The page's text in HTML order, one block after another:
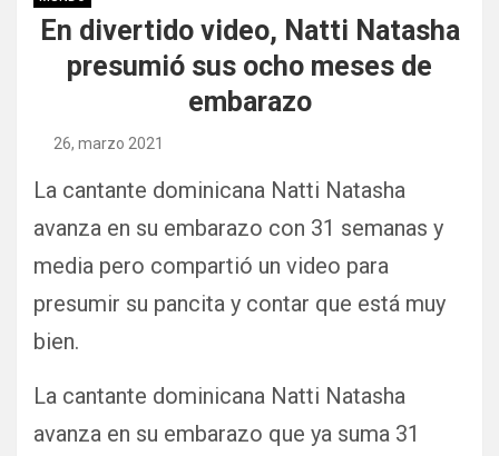
En divertido video, Natti Natasha
presumió sus ocho meses de
embarazo
26, marzo 2021
La cantante dominicana Natti Natasha
avanza en su embarazo con 31 semanas y
media pero compartió un video para
presumir su pancita y contar que está muy
bien.
La cantante dominicana Natti Natasha
avanza en su embarazo que ya suma 31